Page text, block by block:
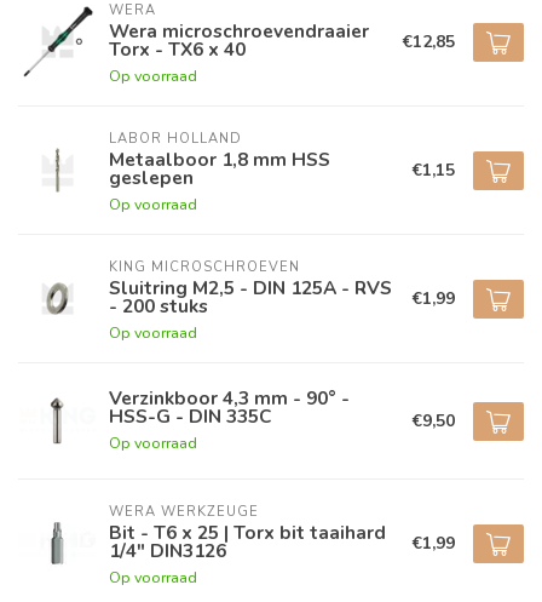
WERA
Wera microschroevendraaier
Torx - TX6 x 40
Op voorraad
€12,85
LABOR HOLLAND
Metaalboor 1,8 mm HSS
geslepen
Op voorraad
€1,15
KING MICROSCHROEVEN
Sluitring M2,5 - DIN 125A - RVS
- 200 stuks
Op voorraad
€1,99
Verzinkboor 4,3 mm - 90° -
HSS-G - DIN 335C
Op voorraad
€9,50
WERA WERKZEUGE
Bit - T6 x 25 | Torx bit taaihard
1/4" DIN3126
Op voorraad
€1,99